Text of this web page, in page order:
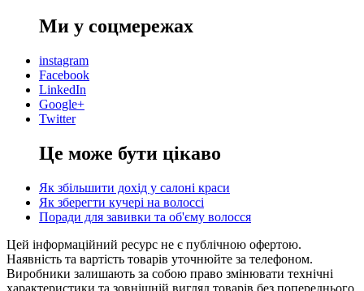
Ми у соцмережах
instagram
Facebook
LinkedIn
Google+
Twitter
Це може бути цікаво
Як збільшити дохід у салоні краси
Як зберегти кучері на волоссі
Поради для завивки та об'єму волосся
Цей інформаційний ресурс не є публічною офертою.
Наявність та вартість товарів уточнюйте за телефоном.
Виробники залишають за собою право змінювати технічні